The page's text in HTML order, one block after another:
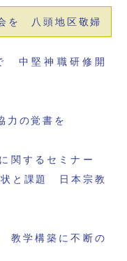
を 八頭地区敬婦
中堅神職研修開
力の覚書を
関するセミナー
状と課題 日本宗教
教学構築に不断の